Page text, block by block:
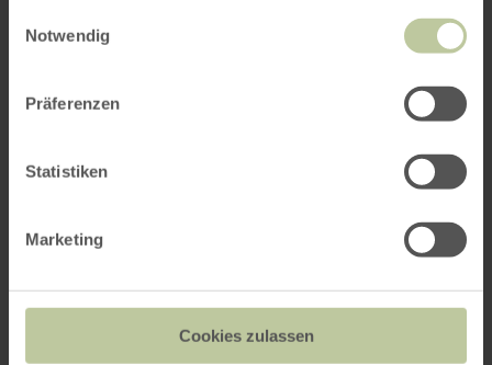
Notwendig
Präferenzen
Statistiken
Marketing
Cookies zulassen
Wanderung mit der Ortsgruppe Eicherscheid des
Eifelvereins
Franzen (02473-7690)
Impressionen